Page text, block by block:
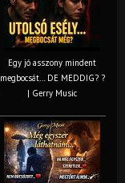
Egy jó asszony mindent
megbocsát… DE MEDDIG? ?
| Gerry Music